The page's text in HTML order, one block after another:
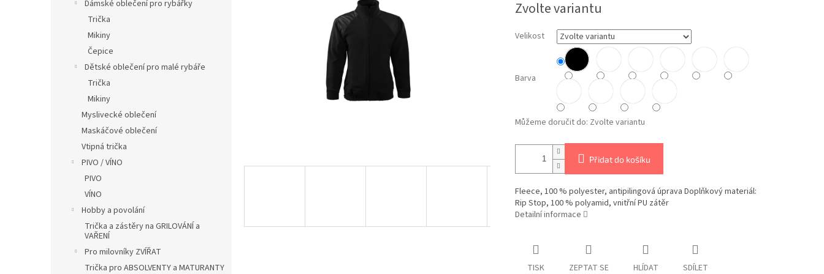
Dámské oblečení pro rybářky
Trička
Mikiny
Čepice
Dětské oblečení pro malé rybáře
Trička
Mikiny
Myslivecké oblečení
Maskáčové oblečení
Vtipná trička
PIVO / VÍNO
PIVO
VÍNO
Hobby a povolání
Trička a zástěry na GRILOVÁNÍ a
VAŘENÍ
Pro milovníky ZVÍŘAT
Trička pro ABSOLVENTY a MATURANTY
cena:
Zvolte variantu
Velikost
Barva
Můžeme doručit do: Zvolte variantu
Přidat do košíku
Fleece, 100 % polyester, antipilingová úprava Doplňkový materiál:
Rip Stop, 100 % polyamid, vnitřní PU zátěr
Detailní informace
TISK ZEPTAT SE HLÍDAT SDÍLET